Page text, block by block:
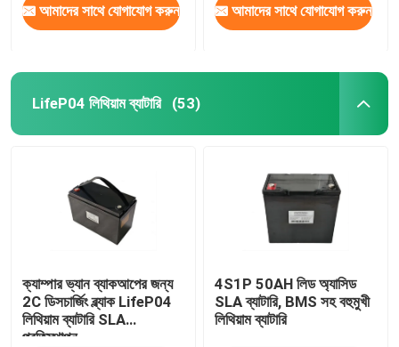
আমাদের সাথে যোগাযোগ করুন আমাদের সাথে যোগাযোগ করুন
LifeP04 লিথিয়াম ব্যাটারি (53)
ক্যাম্পার ভ্যান ব্যাকআপের জন্য
2C ডিসচার্জিং ব্ল্যাক LifeP04
লিথিয়াম ব্যাটারি SLA
প্রতিস্থাপন
4S1P 50AH লিড অ্যাসিড
SLA ব্যাটারি, BMS সহ বহুমুখী
লিথিয়াম ব্যাটারি